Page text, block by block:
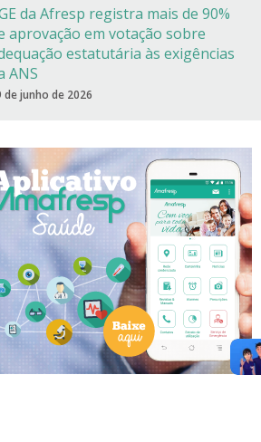
da Afresp registra mais de 90%
aprovação em votação sobre
estatutária às exigências
ANS
de junho de 2026